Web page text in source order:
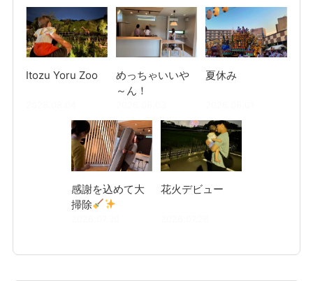
Itozu Yoru Zoo
めっちゃいいや
～ん！
夏休み
感謝を込めて大
掃除
花火デビュー